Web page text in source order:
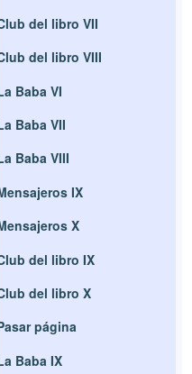
del libro VII
del libro VIII
Baba VI
Baba VII
Baba VIII
IX
X
del libro IX
Club del libro X
página
Baba IX